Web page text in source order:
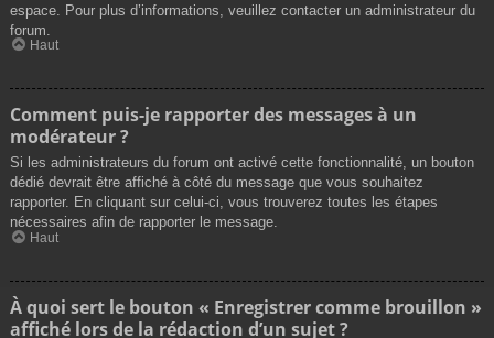
espace. Pour plus d’informations, veuillez contacter un administrateur du
forum.
Haut
Comment puis-je rapporter des messages à un
modérateur ?
Si les administrateurs du forum ont activé cette fonctionnalité, un bouton
dédié devrait être affiché à côté du message que vous souhaitez
rapporter. En cliquant sur celui-ci, vous trouverez toutes les étapes
nécessaires afin de rapporter le message.
Haut
À quoi sert le bouton « Enregistrer comme brouillon »
affiché lors de la rédaction d’un sujet ?